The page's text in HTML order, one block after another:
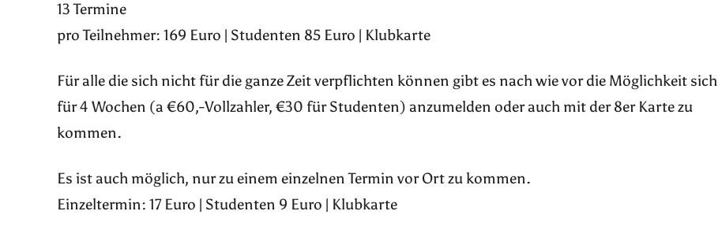
13 Termine
pro Teilnehmer: 169 Euro | Studenten 85 Euro | Klubkarte
Für alle die sich nicht für die ganze Zeit verpflichten können gibt es nach wie vor die Möglichkeit sich
für 4 Wochen (a €60,-Vollzahler, €30 für Studenten) anzumelden oder auch mit der 8er Karte zu
kommen.
Es ist auch möglich, nur zu einem einzelnen Termin vor Ort zu kommen.
Einzeltermin: 17 Euro | Studenten 9 Euro | Klubkarte